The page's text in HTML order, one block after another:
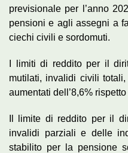
previsionale per l’anno
pensioni e agli assegni a
ciechi civili e sordomuti.
I limiti di reddito per il
mutilati, invalidi civili
aumentati dell’8,6%
Il limite di reddito per il
invalidi parziali e delle
stabilito per la pensione